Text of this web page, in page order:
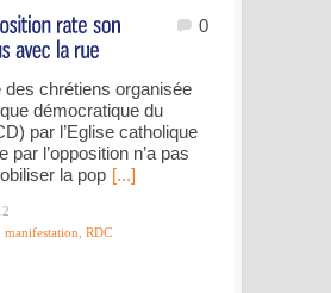
0
des chrétiens organisée
démocratique du
par l’Eglise catholique
par l’opposition n’a pas
la pop [...]
manifestation RDC